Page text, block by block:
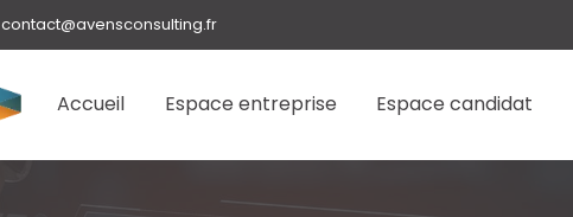
contact@avensconsulting.fr
Accueil Espace entreprise Espace candidat